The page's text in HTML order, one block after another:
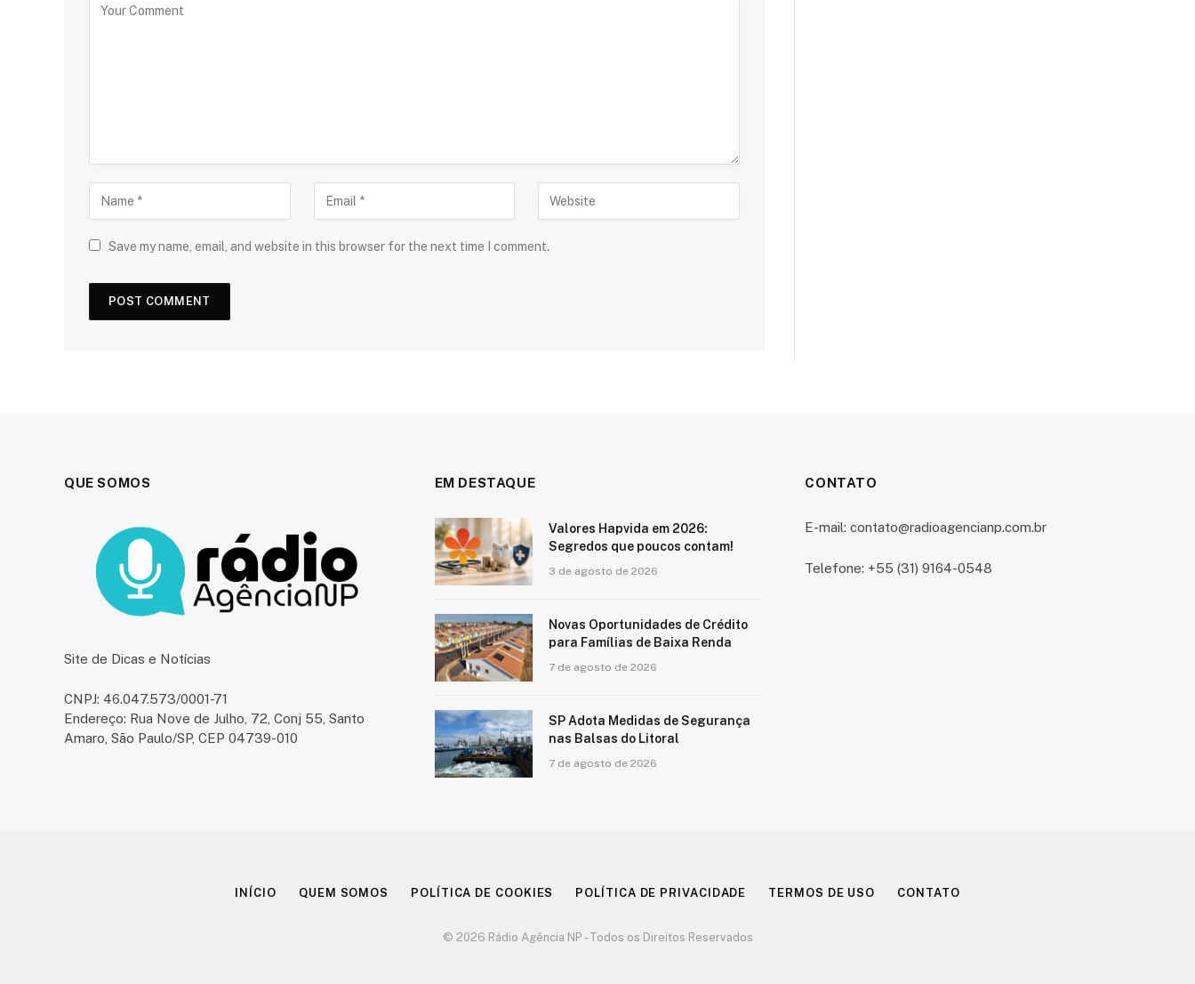
Save my name, email, and website in this browser for the next time I comment.
QUE SOMOS
Site de Dicas e Notícias
CNPJ: 46.047.573/0001-71
Endereço: Rua Nove de Julho, 72, Conj 55, Santo
Amaro, São Paulo/SP, CEP 04739-010
EM DESTAQUE
Valores Hapvida em 2026:
Segredos que poucos contam!
3 de agosto de 2026
Novas Oportunidades de Crédito
para Famílias de Baixa Renda
7 de agosto de 2026
SP Adota Medidas de Segurança
nas Balsas do Litoral
7 de agosto de 2026
CONTATO
E-mail: contato@radioagencianp.com.br
Telefone: +55 (31) 9164-0548
INÍCIO QUEM SOMOS POLÍTICA DE COOKIES POLÍTICA DE PRIVACIDADE TERMOS DE USO CONTATO
© 2026 Rádio Agência NP - Todos os Direitos Reservados